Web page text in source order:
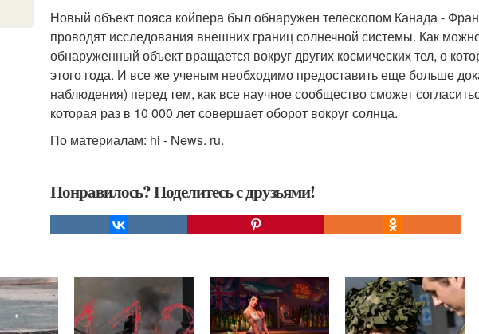
Новый объект пояса койпера был обнаружен телескопом Канада -
проводят исследования внешних границ солнечной системы. Как
обнаруженный объект вращается вокруг других космических тел, о
этого года. И все же ученым необходимо предоставить еще больше
наблюдения) перед тем, как все научное сообщество сможет
которая раз в 10 000 лет совершает оборот вокруг солнца.
По материалам: hi - News. ru.
Понравилось? Поделитесь с друзьями!